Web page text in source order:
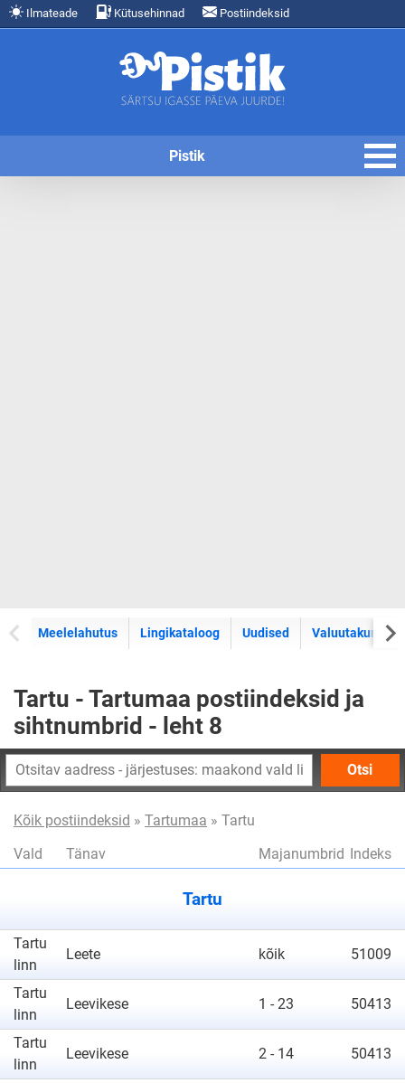
Ilmateade Kütusehinnad Postiindeksid
Pistik
Meelelahutus Lingikataloog Uudised Valuutakursid
Tartu - Tartumaa postiindeksid ja
sihtnumbrid - leht 8
Otsi
Kõik postiindeksid » Tartumaa postiindeksid
» Tartu
Vald
Tänav Majanumbrid Indeks
Tartu
Tartu
linn
Leete kõik 51009
Tartu
linn
Leevikese 1 - 23 50413
Tartu
linn
Leevikese 2 - 14 50413